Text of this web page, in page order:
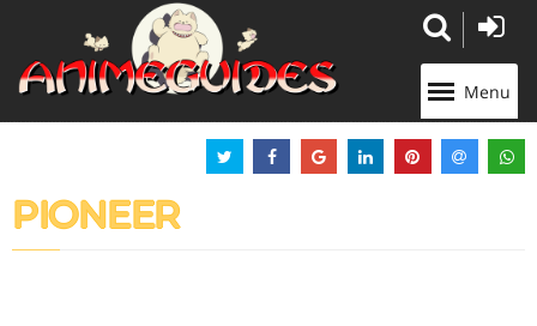
Menu
PIONEER
Panneau de gestion des cookies